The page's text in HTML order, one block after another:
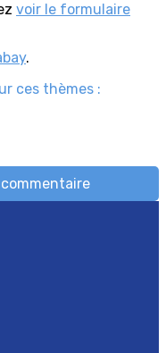
voir le formulaire
.
ces thèmes :